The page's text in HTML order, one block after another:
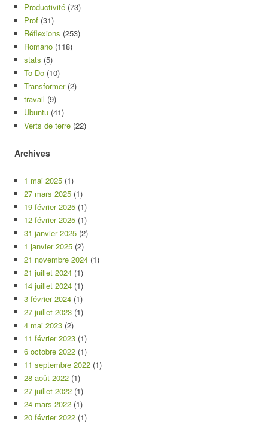
Productivité (73)
Prof (31)
Réflexions (253)
Romano (118)
stats (5)
To-Do (10)
Transformer(2)
travail (9)
Ubuntu (41)
Verts de terre (22)
Archives
1 mai 2025 (1)
27 mars 2025 (1)
19 février 2025 (1)
12 février 2025 (1)
31 janvier 2025 (2)
1 janvier 2025 (2)
21 novembre 2024 (1)
21 juillet 2024 (1)
14 juillet 2024 (1)
3 février 2024 (1)
27 juillet 2023 (1)
4 mai 2023 (2)
11 février 2023 (1)
6 octobre 2022 (1)
11 septembre 2022 (1)
28 août 2022 (1)
27 juillet 2022 (1)
24 mars 2022 (1)
20 février 2022 (1)